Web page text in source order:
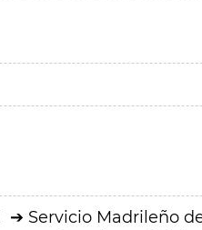
Servicio Madrileño